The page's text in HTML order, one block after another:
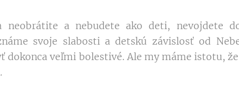
a nebudete ako deti, nevojdete
svoje slabosti a detskú závislosť od
veľmi bolestivé. Ale my máme istotu, že